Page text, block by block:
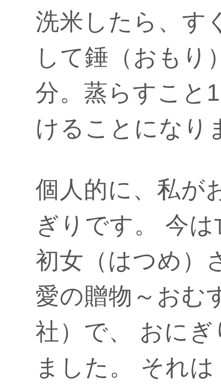
洗米したら、す
して錘（おもり
分。蒸らすこと
けることになり
個人的に、私が
ぎりです。 今
初女（はつめ）
愛の贈物～おむ
社）で、 おに
ました。 それ